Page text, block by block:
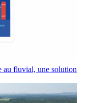
au fluvial, une solution